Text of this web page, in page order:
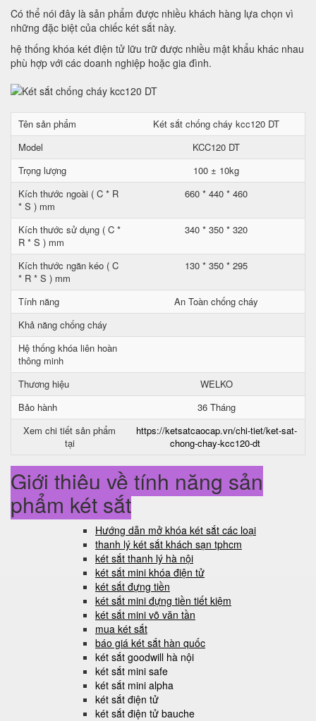
Có thể nói đây là sản phẩm được nhiều khách hàng lựa chọn vì
những đặc biệt của chiếc két sắt này.
hệ thống khóa két điện tử lữu trữ được nhiều mật khẩu khác nhau
phù hợp với các doanh nghiệp hoặc gia đình.
Tên sản phẩm
Két sắt chống cháy kcc120 DT
Model
KCC120 DT
Trọng lượng
100 ± 10kg
Kích thước ngoài ( C * R
* S ) mm
660 * 440 * 460
Kích thước sử dụng ( C *
R * S ) mm
340 * 350 * 320
Kích thước ngăn kéo ( C
* R * S ) mm
130 * 350 * 295
Tính năng
An Toàn chống cháy
Khả năng chống cháy
Hệ thống khóa liên hoàn
thông minh
Thương hiệu
WELKO
Bảo hành
36 Tháng
Xem chi tiết sản phẩm
tại
https://ketsatcaocap.vn/chi-tiet/ket-sat-
chong-chay-kcc120-dt
Giới thiệu về tính năng sản
phẩm két sắt
Hướng dẫn mở khóa két sắt các loại
thanh lý két sắt khách sạn tphcm
két sắt thanh lý hà nội
két sắt mini khóa điện tử
két sắt đựng tiền
két sắt mini đựng tiền tiết kiệm
két sắt mini võ văn tần
mua két sắt
báo giá két sắt hàn quốc
két sắt goodwill hà nội
két sắt mini safe
két sắt mini alpha
két sắt điện tử
két sắt điện tử bauche